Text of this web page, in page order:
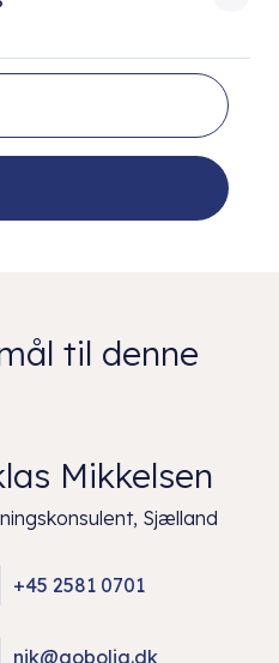
til denne
Mikkelsen
Sjælland
+45 2581 0701
nik@gobolig.dk